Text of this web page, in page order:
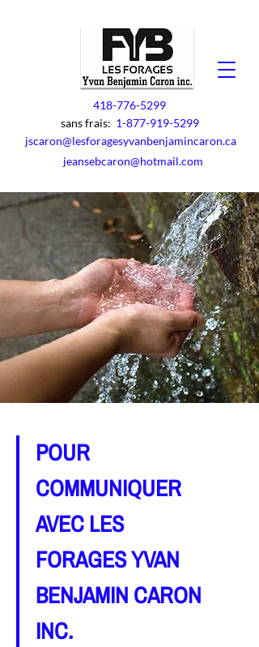
418-776-5299
sans frais: 1-877-919-5299
jscaron@lesforagesyvanbenjamincaron.ca
jeansebcaron@hotmail.com
POUR
COMMUNIQUER
AVEC LES
FORAGES YVAN
BENJAMIN CARON
INC.